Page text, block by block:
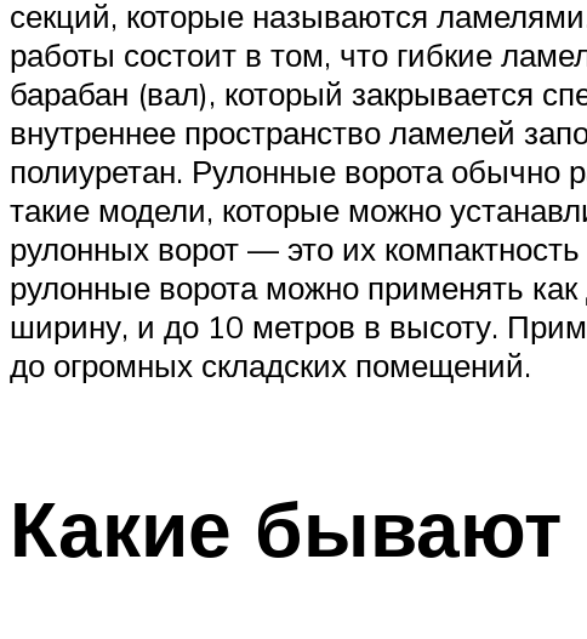
секций, которые называются
работы состоит в том, что гибкие
барабан (вал), который закрывается
внутреннее пространство ламелей
полиуретан. Рулонные ворота
такие модели, которые можно
рулонных ворот — это их
рулонные ворота можно применять
ширину, и до 10 метров в высоту.
до огромных складских помещений.
Какие